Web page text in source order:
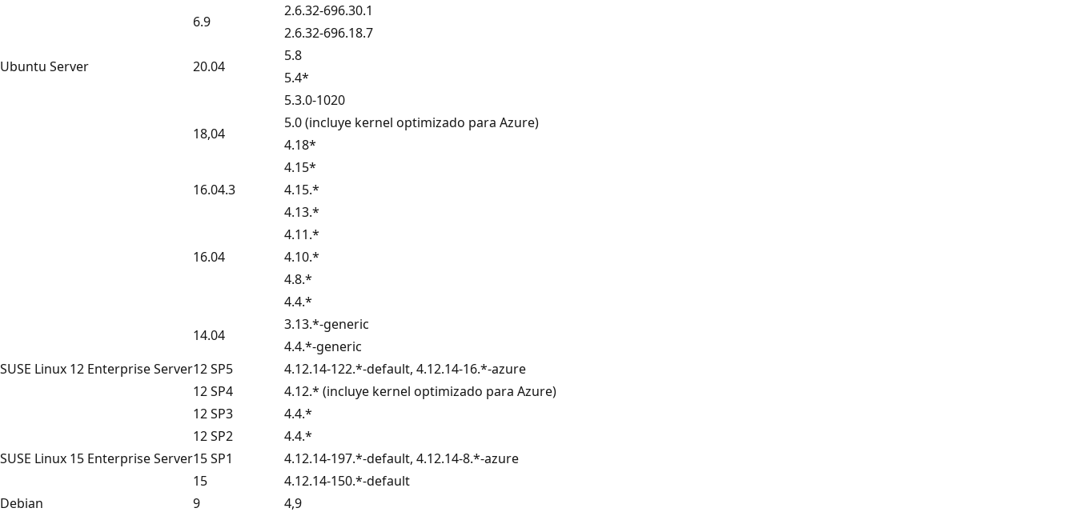
6.9
2.6.32-696.30.1
2.6.32-696.18.7
Ubuntu Server
20.04
5.8
5.4*
18,04
5.3.0-1020
5.0 (incluye kernel optimizado para Azure)
4.18*
4.15*
16.04.3
4.15.*
16.04
4.13.*
4.11.*
4.10.*
4.8.*
4.4.*
14.04
3.13.*-generic
4.4.*-generic
SUSE Linux 12 Enterprise Server12 SP5
4.12.14-122.*-default, 4.12.14-16.*-azure
12 SP4
4.12.* (incluye kernel optimizado para Azure)
12 SP3
4.4.*
12 SP2
4.4.*
SUSE Linux 15 Enterprise Server15 SP1
4.12.14-197.*-default, 4.12.14-8.*-azure
15
4.12.14-150.*-default
Debian
9
4,9